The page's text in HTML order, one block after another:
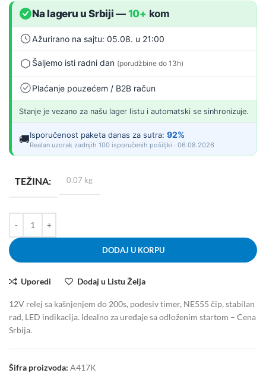
Na lageru u Srbiji — 10+ kom
Ažurirano na sajtu: 05.08. u 21:00
Šaljemo isti radni dan (porudžbine do 13h)
Plaćanje pouzećem / B2B račun
Stanje je vezano za našu lager listu i automatski se sinhronizuje.
🚚Isporučenost paketa danas za sutra: 92%
Realan uzorak zadnjih 100 isporučenih pošiljki · 06.08.2026
TEŽINA 0.07 kg
DODAJ U KORPU
Uporedi Dodaj u Listu Želja
12V relej sa kašnjenjem do 200s, podesiv timer, NE555 čip, stabilan
rad, LED indikacija. Idealno za uređaje sa odloženim startom – Cena
Srbija.
Šifra proizvoda: A417K